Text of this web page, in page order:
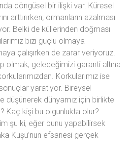
döngüsel bir ilişki var. Küresel
arttırırken, ormanların azalması
Belki de küllerinden doğması
bizi güçlü olmaya
çalışırken de zarar veriyoruz.
olmak, geleceğimizi garanti altına
Korkularımız ise
yaratıyor. Bireysel
düşünerek dünyamız için birlikte
Kaç kişi bu olgunlukta olur?
şu ki, eğer bunu yapabilirsek
Kuşu’nun efsanesi gerçek